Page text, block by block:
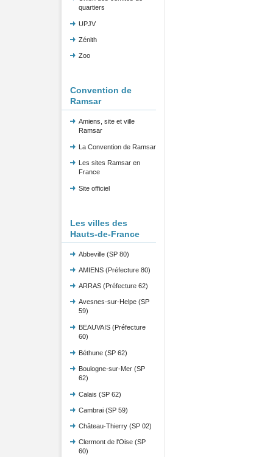
quartiers
UPJV
Zénith
Zoo
Convention de
Ramsar
Amiens, site et ville
Ramsar
La Convention de Ramsar
Les sites Ramsar en
France
Site officiel
Les villes des
Hauts-de-France
Abbeville (SP 80)
AMIENS (Préfecture 80)
ARRAS (Préfecture 62)
Avesnes-sur-Helpe (SP
59)
BEAUVAIS (Préfecture
60)
Béthune (SP 62)
Boulogne-sur-Mer (SP
62)
Calais (SP 62)
Cambrai (SP 59)
Château-Thierry (SP 02)
Clermont de l'Oise (SP
60)